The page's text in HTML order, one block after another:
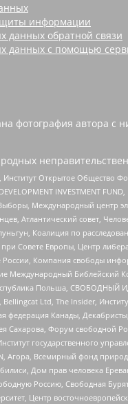
информации
данных обратной связи
данных с помощью
фотография автора с
Открытое Общество
INVESTMENT
Международный центр
Атлантический совет,
Коалиция по
Совете Европы, Центр
Компания свободы
Международный Библейский
Польша, СВОБОДНЫЙ
Ltd, The Insider,
федерация Канады,
Сахарова, Форум свободной
государственного
Агора, Всемирный фонд
Дом прав человека
Россию, Свободная
Центр